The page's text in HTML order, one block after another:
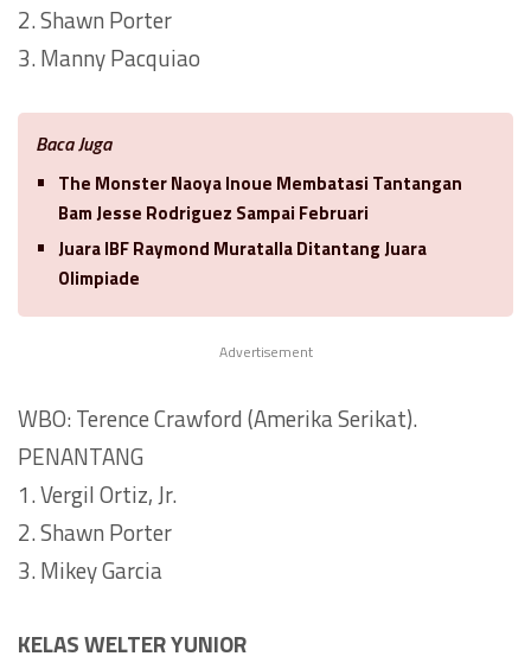
2. Shawn Porter
3. Manny Pacquiao
Baca Juga
The Monster Naoya Inoue Membatasi Tantangan
Bam Jesse Rodriguez Sampai Februari
Juara IBF Raymond Muratalla Ditantang Juara
Olimpiade
Advertisement
WBO: Terence Crawford (Amerika Serikat).
PENANTANG
1. Vergil Ortiz, Jr.
2. Shawn Porter
3. Mikey Garcia
KELAS WELTER YUNIOR